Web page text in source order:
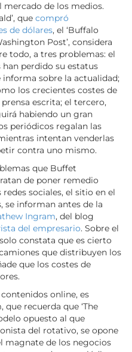
mercado de los medios.
que compró
de dólares, el ‘Buffalo
Post’, considera
todo, a tres problemas: el
perdido su estatus
sobre la actualidad;
los crecientes costes de
escrita; el tercero,
habiendo un gran
periódicos regalan las
intentan venderlas
contra uno mismo.
que Buffet
de poner remedio
sociales, el sitio en el
se informan antes de la
Ingram, del blog
del empresario. Sobre el
constata que es cierto
que distribuyen los
que los costes de
online, es
recuerda que ‘The
opuesto al que
del rotativo, se opone
magnate de los negocios